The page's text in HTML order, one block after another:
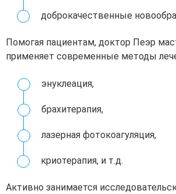
доброкачественные
Помогая пациентам, доктор Пеэр
применяет современные методы
энуклеация,
брахитерапия,
лазерная фотокоагуляция,
криотерапия, и т.д.
Активно занимается